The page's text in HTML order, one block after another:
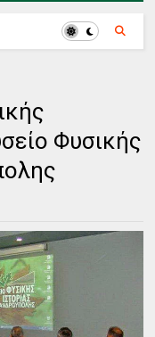
Φυσικής